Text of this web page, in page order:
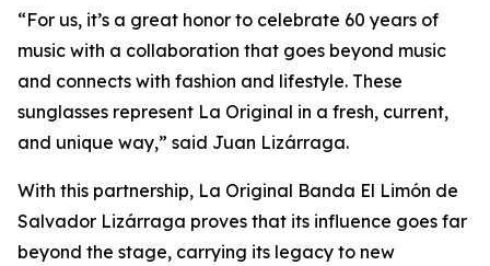
“For us, it’s a great honor to celebrate 60 years of
music with a collaboration that goes beyond music
and connects with fashion and lifestyle. These
sunglasses represent La Original in a fresh, current,
and unique way,” said Juan Lizárraga.
With this partnership, La Original Banda El Limón de
Salvador Lizárraga proves that its influence goes far
beyond the stage, carrying its legacy to new